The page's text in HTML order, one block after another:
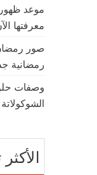
معرفتها
رمضانية
وصفات